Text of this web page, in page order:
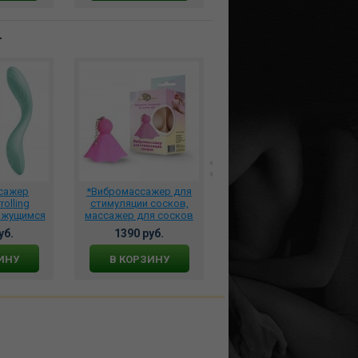
G
*Вибромассажер для
стимуляции сосков,
массажер для сосков
941-09
1390 руб.
В КОРЗИНУ